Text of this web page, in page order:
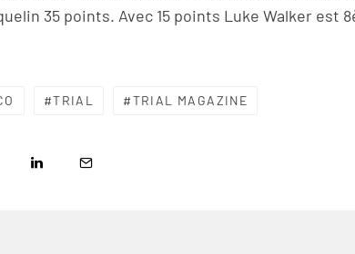
35 points. Avec 15 points Luke Walker est
TRIAL TRIAL MAGAZINE